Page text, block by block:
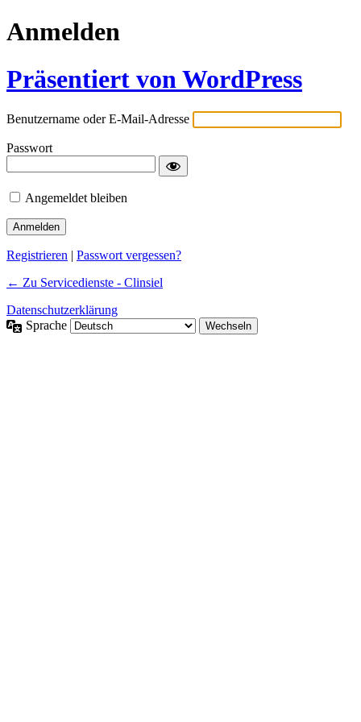
Anmelden
Präsentiert von WordPress
Benutzername oder E-Mail-Adresse
Passwort
Angemeldet bleiben
Registrieren | Passwort vergessen?
← Zu Servicedienste - Clinsiel
Datenschutzerklärung
Sprache